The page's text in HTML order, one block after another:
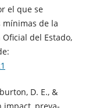
el que se
mínimas de la
del Estado,
D. E., &
impact, preva-